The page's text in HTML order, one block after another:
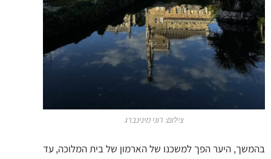
צילום: רוני מינינברג
בהמשך, היער הפך למשכנו של הארמון של בית המלוכה, עד